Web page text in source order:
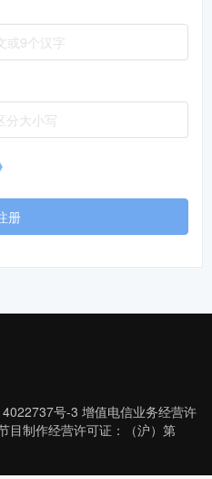
册
号-3 增值电信业务经营许
目制作经营许可证：（沪）第